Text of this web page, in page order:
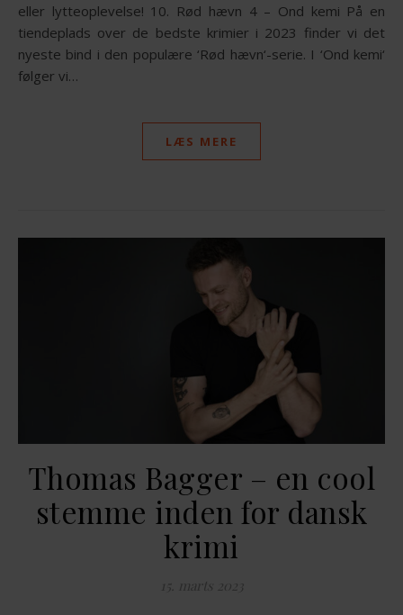
eller lytteoplevelse! 10. Rød hævn 4 – Ond kemi På en
tiendeplads over de bedste krimier i 2023 finder vi det
nyeste bind i den populære ‘Rød hævn‘-serie. I ‘Ond kemi‘
følger vi…
LÆS MERE
Thomas Bagger – en cool
stemme inden for dansk
krimi
15. marts 2023